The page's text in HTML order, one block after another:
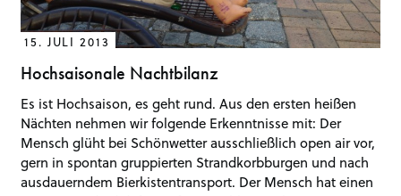
15. JULI 2013
Hochsaisonale Nachtbilanz
Es ist Hochsaison, es geht rund. Aus den ersten heißen
Nächten nehmen wir folgende Erkenntnisse mit: Der
Mensch glüht bei Schönwetter ausschließlich open air vor,
gern in spontan gruppierten Strandkorbburgen und nach
ausdauerndem Bierkistentransport. Der Mensch hat einen